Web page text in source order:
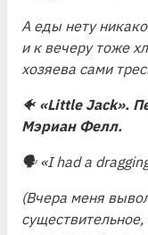
А еды нету
и к вечеру тоже
хозяева сами
🐠«Little Jack».
Мэриан Фелл.
🗣 «I had a
(Вчера меня